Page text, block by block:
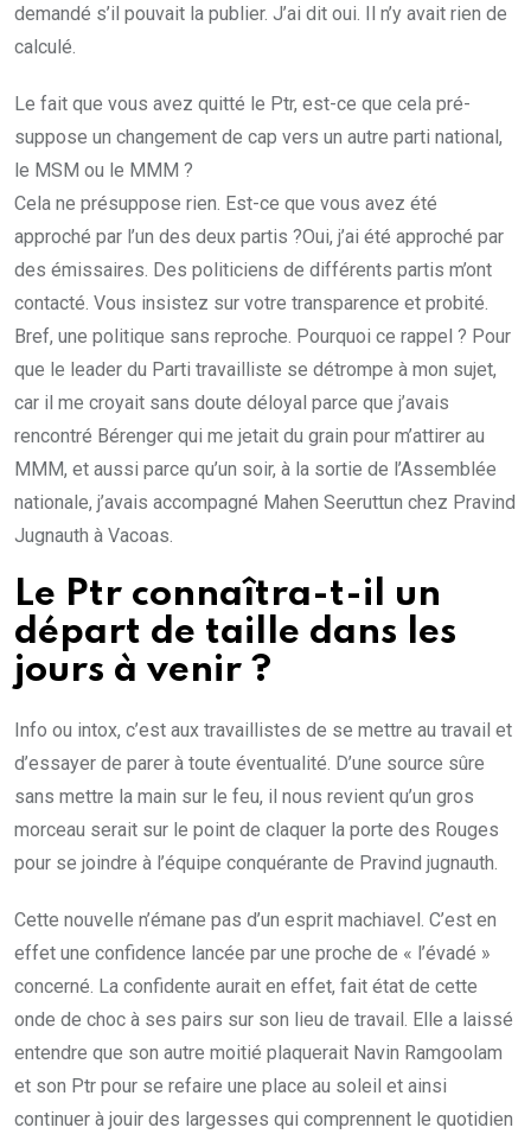
demandé s’il pouvait la publier. J’ai dit oui. Il n’y avait rien de
calculé.
Le fait que vous avez quitté le Ptr, est-ce que cela pré-
suppose un changement de cap vers un autre parti national,
le MSM ou le MMM ?
Cela ne présuppose rien. Est-ce que vous avez été
approché par l’un des deux partis ?Oui, j’ai été approché par
des émissaires. Des politiciens de différents partis m’ont
contacté. Vous insistez sur votre transparence et probité.
Bref, une politique sans reproche. Pourquoi ce rappel ? Pour
que le leader du Parti travailliste se détrompe à mon sujet,
car il me croyait sans doute déloyal parce que j’avais
rencontré Bérenger qui me jetait du grain pour m’attirer au
MMM, et aussi parce qu’un soir, à la sortie de l’Assemblée
nationale, j’avais accompagné Mahen Seeruttun chez Pravind
Jugnauth à Vacoas.
Le Ptr connaîtra-t-il un
départ de taille dans les
jours à venir ?
Info ou intox, c’est aux travaillistes de se mettre au travail et
d’essayer de parer à toute éventualité. D’une source sûre
sans mettre la main sur le feu, il nous revient qu’un gros
morceau serait sur le point de claquer la porte des Rouges
pour se joindre à l’équipe conquérante de Pravind jugnauth.
Cette nouvelle n’émane pas d’un esprit machiavel. C’est en
effet une confidence lancée par une proche de « l’évadé »
concerné. La confidente aurait en effet, fait état de cette
onde de choc à ses pairs sur son lieu de travail. Elle a laissé
entendre que son autre moitié plaquerait Navin Ramgoolam
et son Ptr pour se refaire une place au soleil et ainsi
continuer à jouir des largesses qui comprennent le quotidien